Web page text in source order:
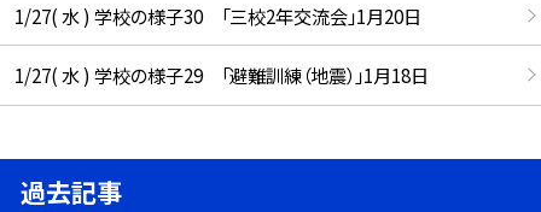
1/27( 水 ) 学校の様子30 「三校2年交流会」1月20日
1/27( 水 ) 学校の様子29 「避難訓練（地震）」1月18日
過去記事